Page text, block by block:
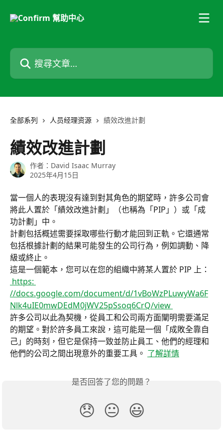
搜尋文章…
全部系列 人员经理资源 績效改進計劃
績效改進計劃
作者： David Isaac Murray
2025年4月15日
當一個人的表現沒有達到對其角色的期望時，許多公司會
將此人置於「績效改進計劃」（也稱為「PIP」）或「成
功計劃」中。
計劃包括概述需要採取哪些行動才能回到正軌。它還通常
包括根據計劃的結果可能發生的公司行為，例如調動、降
級或終止。
這是一個範本，您可以在您的組織中將某人置於 PIP 上：
//docs.google.com/document/d/1vBoWzPLuwyWa6F
Nlk4uIE0mwDEdM0jWV25pSsoq6CrQ/view
許多公司以此為契機，從員工和公司兩方面闡明需要滿足
的期望。對於許多員工來說，這可能是一個「成敗全靠自
己」的時刻，但它是保持一致並防止員工、他們的經理和
他們的公司之間出現意外的重要工具。 了解詳情
是否回答了您的問題？
😞 😐 😃